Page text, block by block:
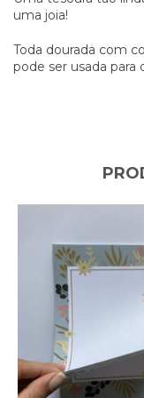
uma joia!
Toda dourada com
pode ser usada para